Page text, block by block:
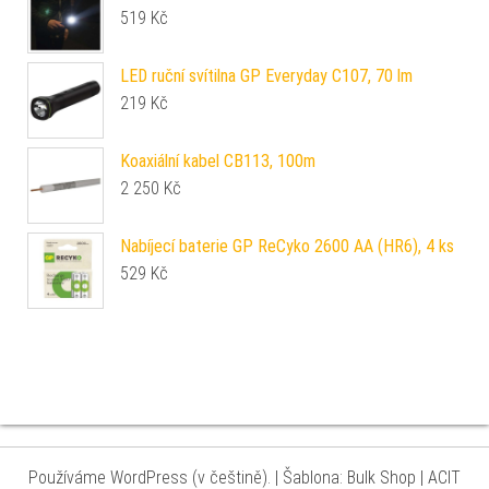
519 Kč
LED ruční svítilna GP Everyday C107, 70 lm
219 Kč
Koaxiální kabel CB113, 100m
2 250 Kč
Nabíjecí baterie GP ReCyko 2600 AA (HR6), 4 ks
529 Kč
Používáme WordPress (v češtině). | Šablona: Bulk Shop | ACIT